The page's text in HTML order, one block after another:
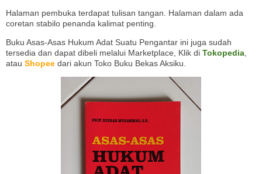
Halaman pembuka terdapat tulisan tangan. Halaman dalam ada
coretan stabilo penanda kalimat penting.
Buku Asas-Asas Hukum Adat Suatu Pengantar ini juga sudah
tersedia dan dapat dibeli melalui Marketplace, Klik di Tokopedia,
atau Shopee dari akun Toko Buku Bekas Aksiku.